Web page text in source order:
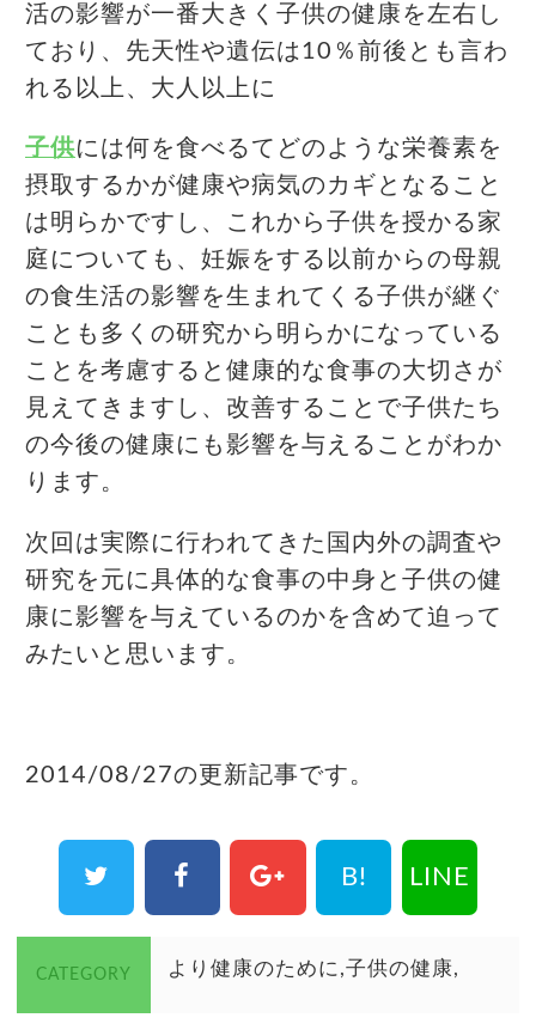
活の影響が一番大きく子供の健康を左右し
ており、先天性や遺伝は10％前後とも言わ
れる以上、大人以上に
子供には何を食べるてどのような栄養素を
摂取するかが健康や病気のカギとなること
は明らかですし、これから子供を授かる家
庭についても、妊娠をする以前からの母親
の食生活の影響を生まれてくる子供が継ぐ
ことも多くの研究から明らかになっている
ことを考慮すると健康的な食事の大切さが
見えてきますし、改善することで子供たち
の今後の健康にも影響を与えることがわか
ります。
次回は実際に行われてきた国内外の調査や
研究を元に具体的な食事の中身と子供の健
康に影響を与えているのかを含めて迫って
みたいと思います。
2014/08/27の更新記事です。
B! LINE
CATEGORY より健康のために 子供の健康